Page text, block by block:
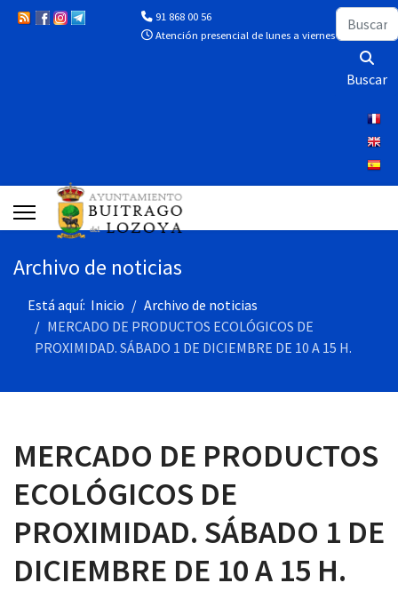
91 868 00 56
Atención presencial de lunes a viernes de 10:00 a
Buscar
Buscar
Archivo de noticias
Está aquí: Inicio
Archivo de noticias
MERCADO DE PRODUCTOS ECOLÓGICOS DE
PROXIMIDAD. SÁBADO 1 DE DICIEMBRE DE 10 A 15 H.
MERCADO DE PRODUCTOS
ECOLÓGICOS DE
PROXIMIDAD. SÁBADO 1 DE
DICIEMBRE DE 10 A 15 H.